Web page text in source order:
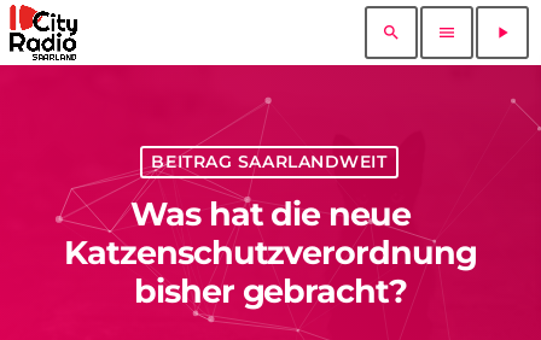
search menu play_arrow
BEITRAG SAARLANDWEIT
Was hat die neue
Katzenschutzverordnung
bisher gebracht?